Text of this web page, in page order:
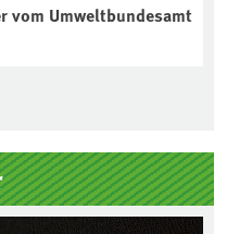
vom Umweltbundesamt